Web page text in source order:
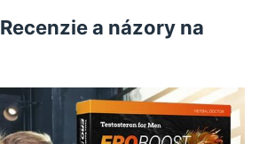
a názory na